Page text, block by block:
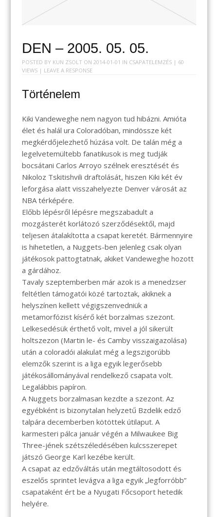
DEN – 2005. 05. 05.
POSTED BY KUN ZSOLT ON 2014-01-01 IN CSAPATELEMZÉS| 60
VIEWS | LEAVE A RESPONSE
Történelem
Kiki Vandeweghe nem nagyon tud hibázni. Amióta
élet és halál ura Coloradóban, mindössze két
megkérdőjelezhető húzása volt. De talán még a
legelvetemültebb fanatikusok is meg tudják
bocsátani Carlos Arroyo szélnek eresztését és
Nikoloz Tskitishvili draftolását, hiszen Kiki két év
leforgása alatt visszahelyezte Denver városát az
NBA térképére.
Előbb lépésről lépésre megszabadult a
mozgásterét korlátozó szerződésektől, majd
teljesen átalakította a csapat keretét. Bármennyire
is hihetetlen, a Nuggets-ben jelenleg csak olyan
játékosok pattogtatnak, akiket Vandeweghe hozott
a gárdához.
Tavaly szeptemberben már azok is a menedzser
feltétlen támogatói közé tartoztak, akiknek a
helyszínen kellett végigszenvedniük a
metamorfózist kísérő két borzalmas szezont.
Lelkesedésük érthető volt, mivel a jól sikerült
holtszezon (Martin le- és Camby visszaigazolása)
után a coloradói alakulat még a legszigorúbb
elemzők szerint is a liga egyik legerősebb
játékosállományával rendelkező csapata volt.
Legalábbis papíron.
A Nuggets borzalmasan kezdte a szezont. Az
egyébként is bizonytalan helyzetű Bzdelik edző
talpára decemberben kötöttek útilaput. A
karmesteri pálca január végén a Milwaukee Big
Three-jének szétszéledésében kulcsszerepet
játszó George Karl kezébe került.
A csapat az edzőváltás után megtáltosodott és
eszelős sprintet levágva a liga egyik „legforróbb”
csapataként ért be a Nyugati Főcsoport hetedik
helyére.